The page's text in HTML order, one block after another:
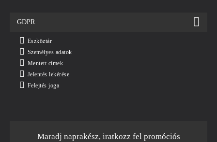
GDPR
Eszköztár
Személyes adatok
Mentett címek
Jelentés lekérése
Felejtés joga
Maradj naprakész, iratkozz fel promóciós